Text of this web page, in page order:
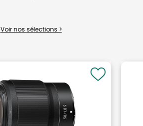
Voir nos sélections >